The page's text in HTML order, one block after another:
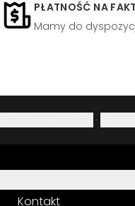
PŁATNOŚĆ NA
Mamy do
·
Kontakt